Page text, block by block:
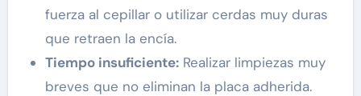
fuerza al cepillar o utilizar cerdas muy duras
que retraen la encía.
Tiempo insuficiente:Realizar limpiezas muy
breves que no eliminan la placa adherida.